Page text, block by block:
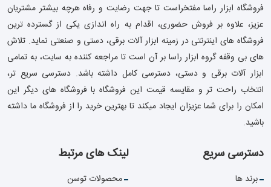
فروشگاه ابزار راسا مفتخراست تا جهت رضایت و رفاه هرچه بیشتر مشتریان
عزیز، علاوه بر فروش حضوری، اقدام به راه اندازی یکی از گسترده ترین
فروشگاه های اینترنتی در زمینه ابزار آلات برقی، دستی و صنعتی نماید. تلاش
های بی وقفه گروه ابزار راسا بر آن است تا مراجعه کننده به سایت، به تمامی
ابزار آلات برقی و دستی، دسترسی کامل داشته باشد. دسترسی سریع تر،
انتخاب راحت تر و مقایسه قیمت این فروشگاه با فروشگاه های دیگر این
امکان را برای شما عزیزان ایجاد میکند تا بهترین خرید را از فروشگاه ما داشته
باشید.
دسترسی سریع
برند ها
لینک های مرتبط
محصولات توسن